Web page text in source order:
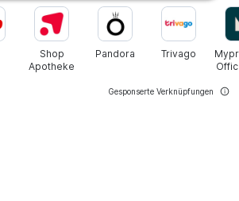
Shop
Apotheke
Pandora Trivago
Gesponserte Verknüpfungen